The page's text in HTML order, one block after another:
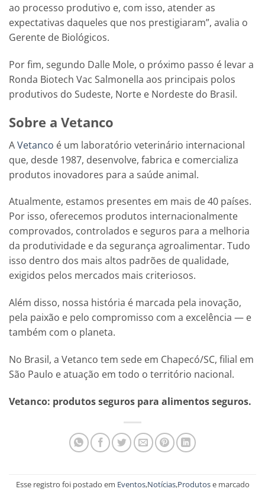
ao processo produtivo e, com isso, atender as
expectativas daqueles que nos prestigiaram”, avalia o
Gerente de Biológicos.
Por fim, segundo Dalle Mole, o próximo passo é levar a
Ronda Biotech Vac Salmonella aos principais polos
produtivos do Sudeste, Norte e Nordeste do Brasil.
Sobre a Vetanco
AVetanco é um laboratório veterinário internacional
que, desde 1987, desenvolve, fabrica e comercializa
produtos inovadores para a saúde animal.
Atualmente, estamos presentes em mais de 40 países.
Por isso, oferecemos produtos internacionalmente
comprovados, controlados e seguros para a melhoria
da produtividade e da segurança agroalimentar. Tudo
isso dentro dos mais altos padrões de qualidade,
exigidos pelos mercados mais criteriosos.
Além disso, nossa história é marcada pela inovação,
pela paixão e pelo compromisso com a excelência — e
também com o planeta.
No Brasil, a Vetanco tem sede em Chapecó/SC, filial em
São Paulo e atuação em todo o território nacional.
Vetanco: produtos seguros para alimentos seguros.
Esse registro foi postado em Eventos,Notícias,Produtose marcado